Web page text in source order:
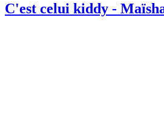
C'est celui kiddy -